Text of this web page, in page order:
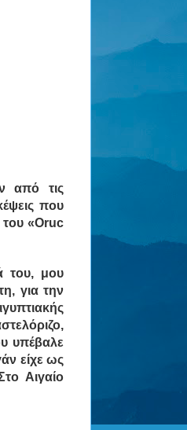
από τις
που
«Oruc
του, μου
για την
υπέβαλε
είχε ως
Αιγαίο